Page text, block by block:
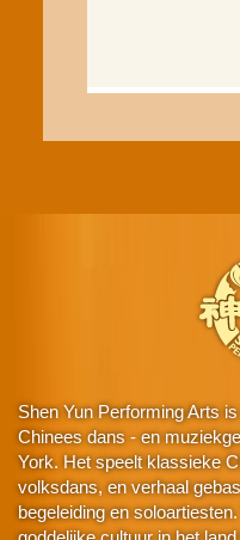
Shen Yun Performing Arts
Chinees dans - en
York. Het speelt klassieke
volksdans, en verhaal
begeleiding en